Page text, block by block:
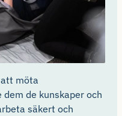
möta
de kunskaper och
säkert och